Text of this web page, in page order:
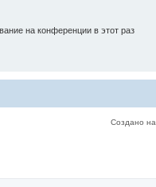
на конференции в этот раз
Создано